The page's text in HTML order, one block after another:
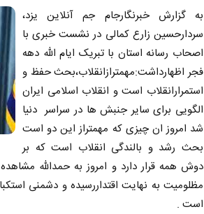
به گزارش خبرنگارجام جم آنلاین یزد،
سردارحسین زارع کمالی در نشست خبری با
اصحاب رسانه استان با تبریک ایام الله دهه
فجر اظهارداشت:مهمترازانقلاب،بحث حفظ و
استمرارانقلاب است و انقلاب اسلامی ایران
الگویی برای سایر جنبش ها در سراسر دنیا
شد امروز ان چیزی که مهمتراز این دو است
بحث رشد و بالندگی انقلاب است که بر
دوش همه قرار دارد و امروز به حمدالله
مظلومیت به نهایت اقتداررسیده و دشمنی
است .